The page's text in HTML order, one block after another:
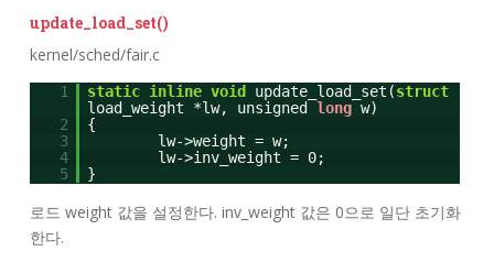
update_load_set()
kernel/sched/fair.c
1 static inline void update_load_set(struct
load_weight *lw, unsigned long w)
2
{
3
lw->weight = w;
4
lw->inv_weight = 0;
5
}
로드 weight 값을 설정한다. inv_weight 값은 0으로 일단 초기화
한다.